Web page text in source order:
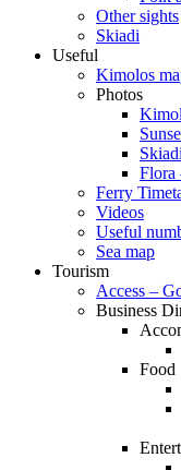
Other sights
Skiadi
Useful
Kimolos
Photos
Skiadi
Flora
Ferry
Videos
Useful
Sea map
Tourism
Access –
Business
Food